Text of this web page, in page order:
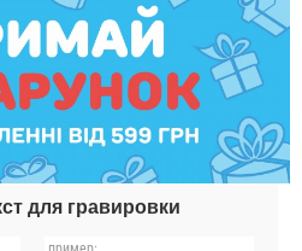
для гравировки